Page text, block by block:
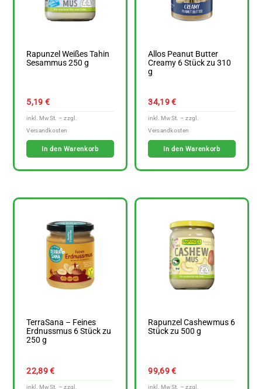
Rapunzel Weißes Tahin
Sesammus 250 g
5,19 €
In den Warenkorb
Allos Peanut Butter
Creamy 6 Stück zu 310
g
34,19€
In den Warenkorb
TerraSana – Feines
Erdnussmus 6 Stück zu
250 g
22,89€
Rapunzel Cashewmus 6
Stück zu 500 g
99,69€